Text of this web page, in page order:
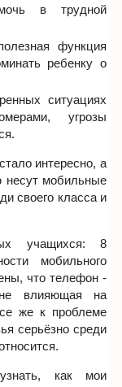
в трудной
функция
ребенку о
ситуациях
угрозы
интересно, а
несут мобильные
своего класса и
учащихся: 8
мобильного
что телефон -
влияющая на
же к проблеме
серьёзно среди
как мои